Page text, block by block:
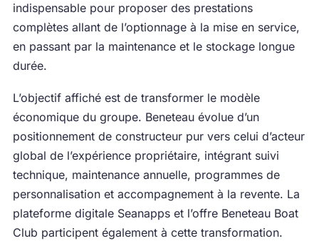
indispensable pour proposer des prestations
complètes allant de l’optionnage à la mise en service,
en passant par la maintenance et le stockage longue
durée.
L’objectif affiché est de transformer le modèle
économique du groupe. Beneteau évolue d’un
positionnement de constructeur pur vers celui d’acteur
global de l’expérience propriétaire, intégrant suivi
technique, maintenance annuelle, programmes de
personnalisation et accompagnement à la revente. La
plateforme digitale Seanapps et l’offre Beneteau Boat
Club participent également à cette transformation.